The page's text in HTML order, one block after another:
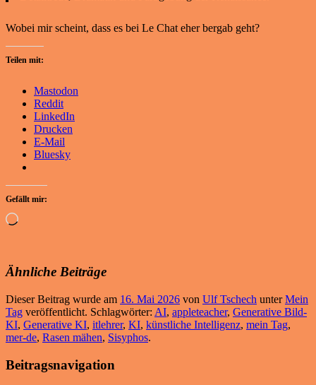
Wobei mir scheint, dass es bei Le Chat eher bergab geht?
Teilen mit:
Mastodon
Reddit
LinkedIn
Drucken
E-Mail
Bluesky
Gefällt mir:
Wird
Ähnliche Beiträge
Dieser Beitrag wurde am 16. Mai 2026 von Ulf Tschech unterMein
Tag veröffentlicht. Schlagwörter: AI, appleteacher, Generative Bild-
KI, Generative KI, itlehrer, KI, künstliche Intelligenz, mein Tag,
mer-de, Rasen mähen, Sisyphos.
Beitragsnavigation